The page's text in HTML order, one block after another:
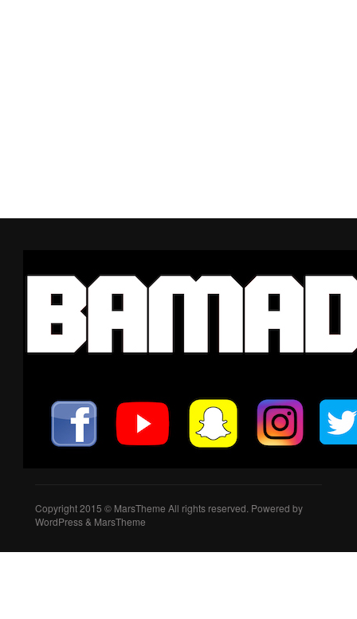
Copyright 2015 © MarsTheme All rights reserved. Powered by
WordPress & MarsTheme